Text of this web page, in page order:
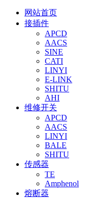
网站首页
接插件
APCD
AACS
SINE
CATI
LINYI
E-LINK
SHITU
AHI
维修开关
APCD
AACS
LINYI
BALE
SHITU
传感器
TE
Amphenol
熔断器